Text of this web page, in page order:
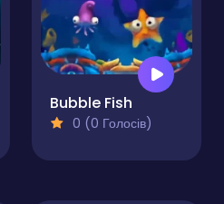
Bubble Fish
0 (0 Голосів)